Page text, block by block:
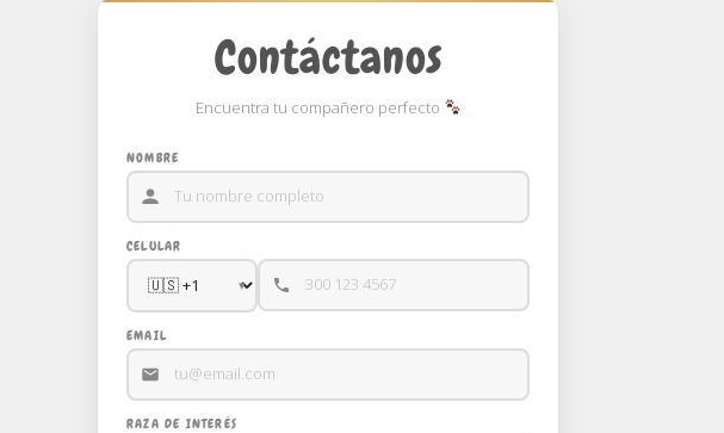
Contáctanos
Encuentra tu compañero perfecto
NOMBRE
CELULAR
EMAIL
RAZA DE INTERÉS